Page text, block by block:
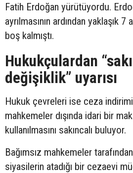
Fatih Erdoğan yürütüyordu.
ayrılmasının ardından yaklaşık
boş kalmıştı.
Hukukçulardan
değişiklik” uyarısı
Hukuk çevreleri ise ceza
mahkemeler dışında idari bir
kullanılmasını sakıncalı buluyor.
Bağımsız mahkemeler
siyasilerin atadığı bir cezaevi